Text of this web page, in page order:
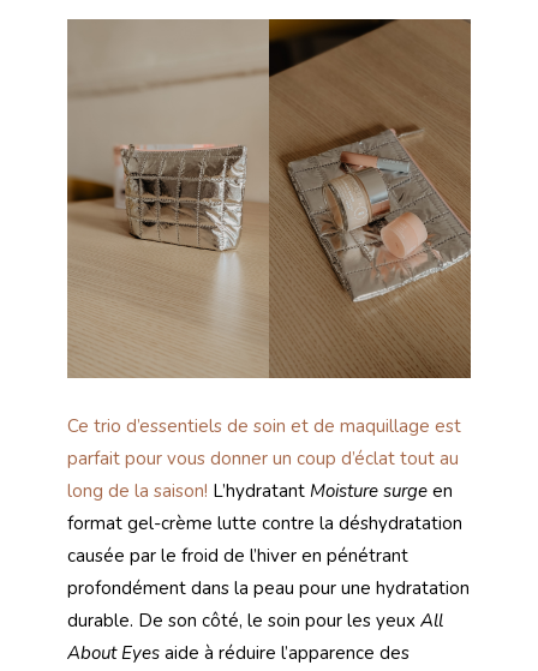
Ce trio d’essentiels de soin et de maquillage est
parfait pour vous donner un coup d’éclat tout au
long de la saison! L’hydratant Moisture surge en
format gel-crème lutte contre la déshydratation
causée par le froid de l’hiver en pénétrant
profondément dans la peau pour une hydratation
durable. De son côté, le soin pour les yeux All
About Eyes aide à réduire l’apparence des